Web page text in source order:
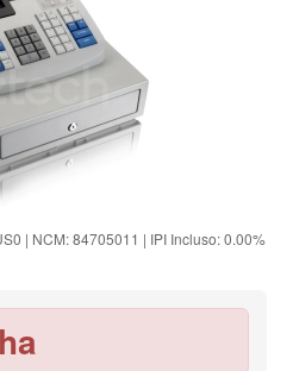
| NCM: 84705011 | IPI Incluso: 0.00%